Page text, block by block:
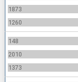
1873
1260
148
2010
1373